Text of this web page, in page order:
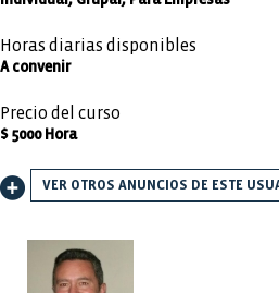
Horas diarias disponibles
A convenir
Precio del curso
$ 5000 Hora
VER OTROS ANUNCIOS DE ESTE